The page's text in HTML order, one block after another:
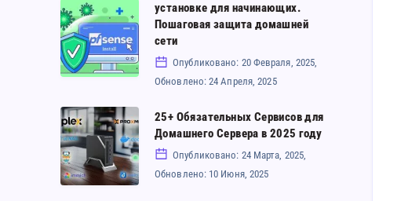
vs
VPS
vs
–
гид
pfSense:
Руководство
по
установке
начинающих.
Пошаговая
защита
установке для начинающих.
Пошаговая защита домашней
сети
Опубликовано: 20 Февраля, 2025,
Обновлено: 24 Апреля, 2025
25+
Обязательных
Сервисов
для
25+ Обязательных Сервисов для
Домашнего Сервера в 2025 году
Опубликовано: 24 Марта, 2025,
Обновлено: 10 Июня, 2025